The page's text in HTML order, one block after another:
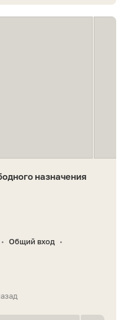
назначения
• Общий вход •